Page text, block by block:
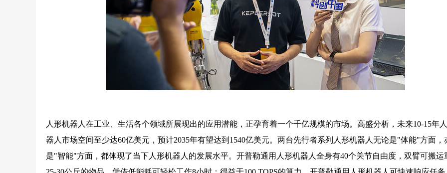
人形机器人在工业、生活各个领域所展现出的应用潜能，正孕育着一个千亿规模的市场。高盛分析，未来10-15年
器人市场空间至少达60亿美元，预计2035年有望达到1540亿美元。两台先行者系列人形机器人无论是"体能"方面，
是"智能"方面，都体现了当下人形机器人的发展水平。开普勒通用人形机器人全身有40个关节自由度，双臂可搬运